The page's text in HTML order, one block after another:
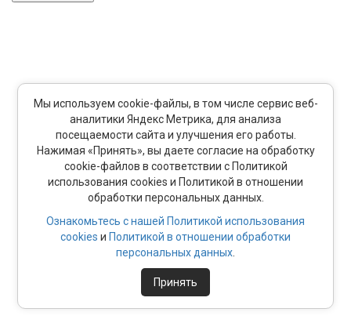
Мы используем cookie-файлы, в том числе сервис веб-
аналитики Яндекс Метрика, для анализа
посещаемости сайта и улучшения его работы.
Нажимая «Принять», вы даете согласие на обработку
cookie-файлов в соответствии с Политикой
использования cookies и Политикой в отношении
обработки персональных данных.
Ознакомьтесь с нашей Политикой использования
cookies и Политикой в отношении обработки
персональных данных.
Принять